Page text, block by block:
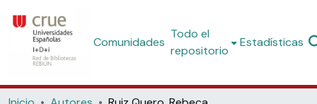
Comunidades
Todo el
repositorio
Estadísticas